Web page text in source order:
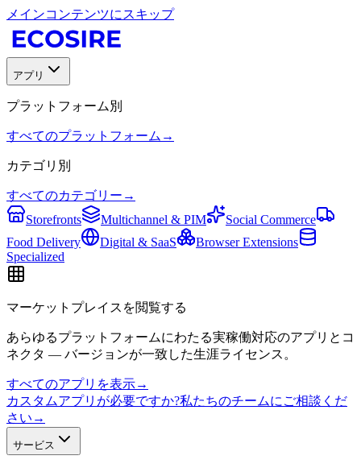
メインコンテンツにスキップ
アプリ
プラットフォーム別
すべてのプラットフォーム →
カテゴリ別
すべてのカテゴリー →
Storefronts
Multichannel & PIM
Social Commerce
Food Delivery
Digital & SaaS
Browser Extensions
Specialized
マーケットプレイスを閲覧する
あらゆるプラットフォームにわたる実稼働対応のアプリとコ
ネクタ — バージョンが一致した生涯ライセンス。
すべてのアプリを表示→
カスタムアプリが必要ですか?私たちのチームにご相談くだ
さい →
サービス